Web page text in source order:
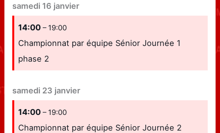
samedi 16 janvier
14:00– 19:00
Championnat par équipe Sénior Journée 1
phase 2
samedi 23 janvier
14:00– 19:00
Championnat par équipe Sénior Journée 2